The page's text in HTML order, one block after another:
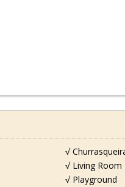
√
√ Living Room
√ Playground